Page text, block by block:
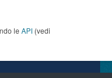
le API (vedi